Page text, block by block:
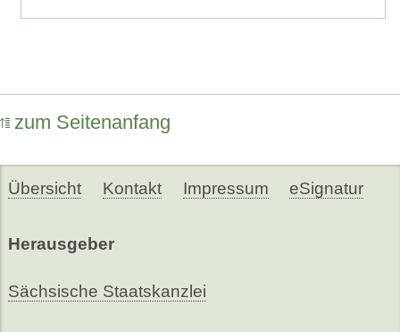
zum Seitenanfang
Übersicht Kontakt Impressum eSignatur
Herausgeber
Sächsische Staatskanzlei